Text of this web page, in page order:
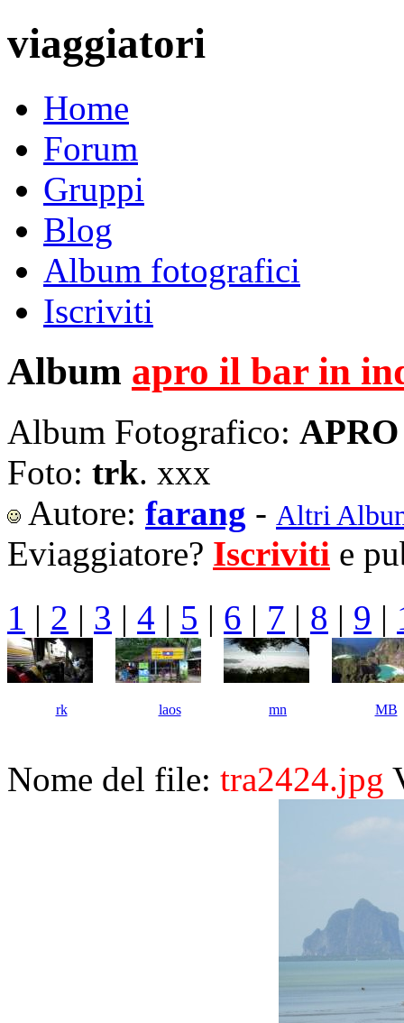
viaggiatori
Home
Forum
Gruppi
Blog
Album fotografici
Iscriviti
Album apro il bar in
Album Fotografico:
Foto: trk. xxx
Autore: farang - Altri
Eviaggiatore? Iscriviti e
1 | 2 | 3 | 4 | 5 | 6 | 7 | 8 | 9 |
rk laos mn MB
Nome del file: tra2424.jpg